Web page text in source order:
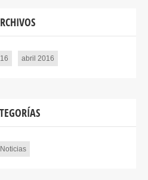
abril 2016
Noticias